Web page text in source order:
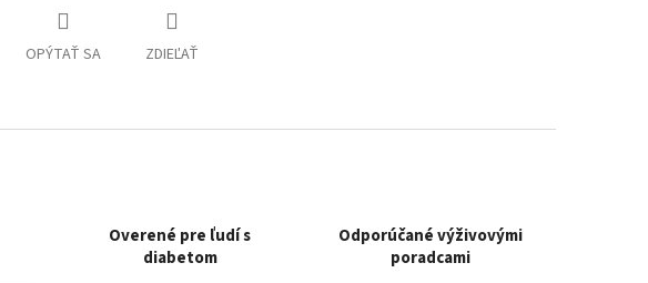
OPÝTAŤ SA ZDIEĽAŤ
Overené pre ľudí s
diabetom
Odporúčané výživovými
poradcami